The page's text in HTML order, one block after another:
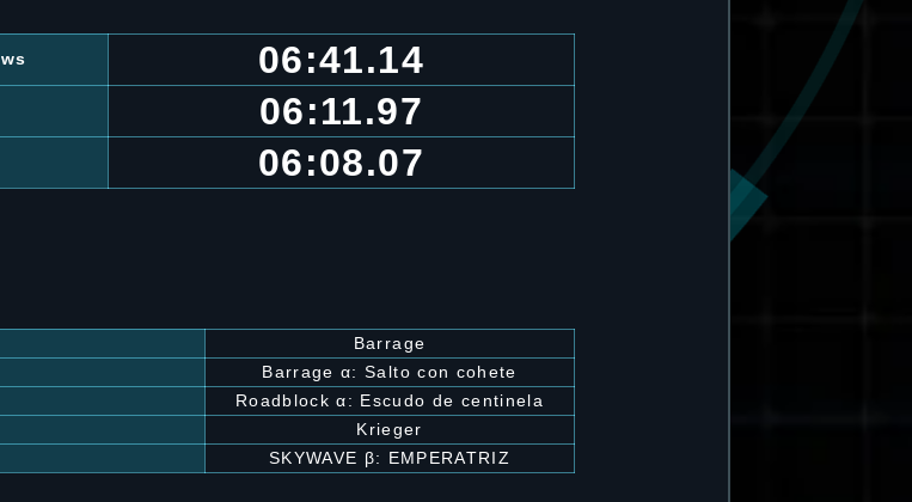
06:41.14
06:11.97
06:08.07
Barrage
Barrage α: Salto con cohete
Roadblock α: Escudo de centinela
Krieger
SKYWAVE β: EMPERATRIZ